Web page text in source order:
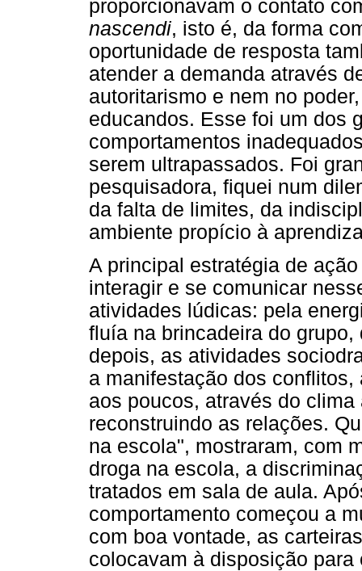
proporcionavam o contato
nascendi, isto é, da forma
oportunidade de resposta
atender a demanda através
autoritarismo e nem no
educandos. Esse foi um dos
comportamentos
serem ultrapassados. Foi
pesquisadora, fiquei num
da falta de limites, da
ambiente propício à
A principal estratégia de
interagir e se comunicar
atividades lúdicas: pela
fluía na brincadeira do
depois, as atividades
a manifestação dos
aos poucos, através do
reconstruindo as relações.
na escola", mostraram, com
droga na escola, a
tratados em sala de aula.
comportamento começou a
com boa vontade, as
colocavam à disposição para